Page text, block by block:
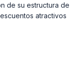
de su estructura de
atractivos